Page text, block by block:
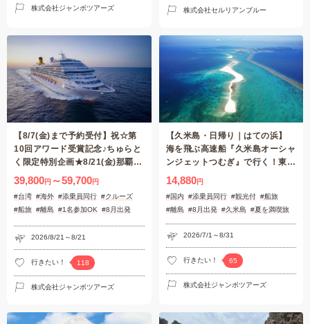
株式会社ジャンボツアーズ 株式会社セルリアンブルー
【8/7(金)まで予約受付】祝☆第
10回アワード受賞記念♪ちゅらと
く限定特別企画★8/21(金)那覇発
「コスタセレーナ」石垣島・台湾
クルーズ4日間
39,800円 ～59,700円
#台湾 #海外 #添乗員同行 #クルーズ
#船旅 #離島 #1名参加OK
#8月出発
2026/8/21～8/21
行きたい！ 118
株式会社ジャンボツアーズ
【久米島・日帰り｜はての浜】
海を飛ぶ高速船『久米島オーシャ
ンジェットつむぎ』で行く！東洋
一美しい無人島『はての浜』上陸
とちょっぴり島内観光プラン
14,880円
#国内
#添乗員同行 #観光付 #船旅
#離島
#8月出発 #久米島 #夏を満喫旅
2026/7/1～8/31
行きたい！ 65
株式会社ジャンボツアーズ